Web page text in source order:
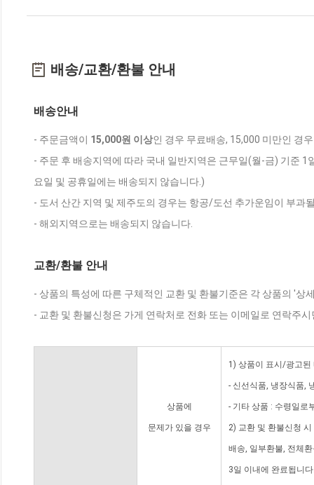
배송/교환/환불 안내
배송안내
- 주문금액이 15,000원 이상인 경우 무료배송, 15,000 미만인 경
- 주문 후 배송지역에 따라 국내 일반지역은 근무일(월-금) 기준
요일 및 공휴일에는 배송되지 않습니다.)
- 도서 산간 지역 및 제주도의 경우는 항공/도선 추가운임이 부과
- 해외지역으로는 배송되지 않습니다.
교환/환불 안내
- 상품의 특성에 따른 구체적인 교환 및 환불기준은 각 상품의 '상
- 교환 및 환불신청은 가게 연락처로 전화 또는 이메일로 연락주
상품에
문제가 있을 경우
1) 상품이 표시/광고된
- 신선식품, 냉장식품,
- 기타 상품 : 수령일로
2) 교환 및 환불신청
배송, 일부환불, 전체
3일 이내에 완료됩니